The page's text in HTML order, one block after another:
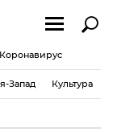
Коронавирус
Запад Культура